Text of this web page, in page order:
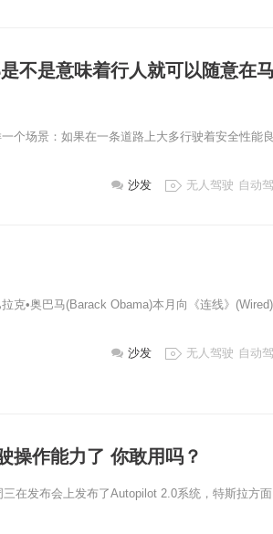
不是意味着行人就可以随意在马
个场景：如果在一条道路上大多行驶着安全性能良
无人驾驶 自动
沙发
克•奥巴马(Barack Obama)本月向《连线》
无人驾驶 自动
沙发
操作能力了 你敢用吗？
在发布会上发布了Autopilot 2.0系统，特斯拉方面